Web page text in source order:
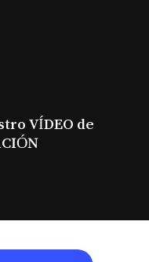
VÍDEO de